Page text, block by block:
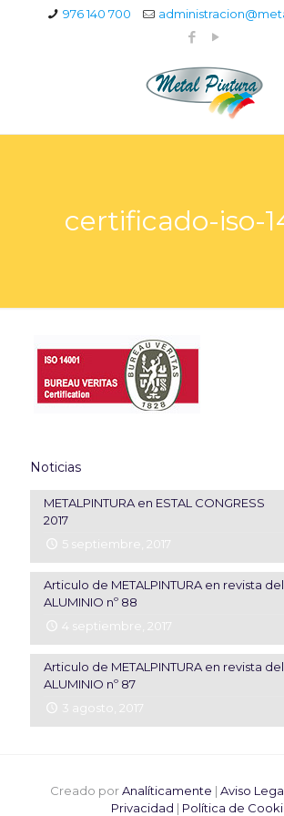
976 140 700
certificado-iso-
Noticias
METALPINTURA en ESTAL CONGRESS
2017
5 septiembre, 2017
Articulo de METALPINTURA en revista del
ALUMINIO nº 88
4 septiembre, 2017
Articulo de METALPINTURA en revista del
ALUMINIO nº 87
3 agosto, 2017
Creado porAnalíticamente | Aviso
Privacidad | Política de